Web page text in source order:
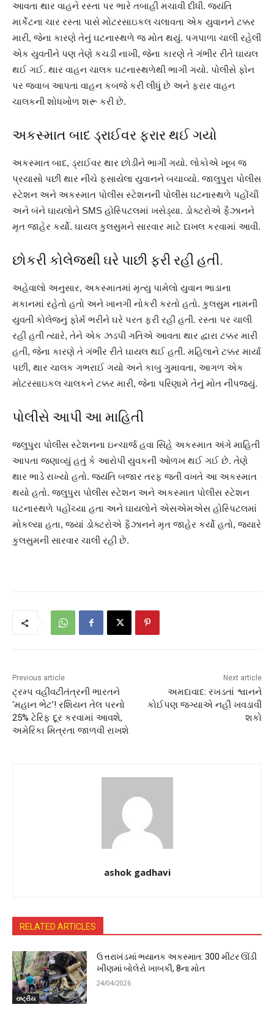
આવતા થાર વાહને રસ્તા પર ભારે તબાહી મચાવી દીધી. જયંતિ
માર્કેટના ચાર રસ્તા પાસે મોટરસાઇકલ ચલાવતા એક યુવાનને ટક્કર
મારી, જેના કારણે તેનું ઘટનાસ્થળે જ મોત થયું. પગપાળા ચાલી રહેલી
એક યુવતીને પણ તેણે કચડી નાખી, જેના કારણે તે ગંભીર રીતે ઘાયલ
થઈ ગઈ. થાર વાહન ચાલક ઘટનાસ્થળેથી ભાગી ગયો. પોલીસે ફોન
પર જવાબ આપતા વાહન કબજે કરી લીધું છે અને ફરાર વાહન
ચાલકની શોધખોળ શરૂ કરી છે.
અકસ્માત બાદ ડ્રાઈવર ફરાર થઈ ગયો
અકસ્માત બાદ, ડ્રાઈવર થાર છોડીને ભાગી ગયો. લોકોએ ખૂબ જ
પ્રયાસો પછી થાર નીચે ફસાયેલા યુવાનને બચાવ્યો. જાલુપુરા પોલીસ
સ્ટેશન અને અકસ્માત પોલીસ સ્ટેશનની પોલીસ ઘટનાસ્થળે પહોંચી
અને બંને ઘાયલોને SMS હોસ્પિટલમાં ખસેડ્યા. ડોક્ટરોએ ફૈઝાનને
મૃત જાહેર કર્યો. ઘાયલ કુલસુમને સારવાર માટે દાખલ કરવામાં આવી.
છોકરી કોલેજથી ઘરે પાછી ફરી રહી હતી.
અહેવાલો અનુસાર, અકસ્માતમાં મૃત્યુ પામેલો યુવાન ભાડાના
મકાનમાં રહેતો હતો અને ખાનગી નોકરી કરતો હતો. કુલસુમ નામની
યુવતી કોલેજનું ફોર્મ ભરીને ઘરે પરત ફરી રહી હતી. રસ્તા પર ચાલી
રહી હતી ત્યારે, તેને એક ઝડપી ગતિએ આવતા થાર દ્વારા ટક્કર મારી
હતી, જેના કારણે તે ગંભીર રીતે ઘાયલ થઈ હતી. મહિલાને ટક્કર માર્યા
પછી, થાર ચાલક ગભરાઈ ગયો અને કાબુ ગુમાવતા, આગળ એક
મોટરસાઇકલ ચાલકને ટક્કર મારી, જેના પરિણામે તેનું મોત નીપજ્યું.
પોલીસે આપી આ માહિતી
જલુપુરા પોલીસ સ્ટેશનના ઇન્ચાર્જ હવા સિંહે અકસ્માત અંગે માહિતી
આપતા જણાવ્યું હતું કે આરોપી યુવકની ઓળખ થઈ ગઈ છે. તેણે
થાર ભાડે રાખ્યો હતો. જયંતિ બજાર તરફ જતી વખતે આ અકસ્માત
થયો હતો. જલુપુરા પોલીસ સ્ટેશન અને અકસ્માત પોલીસ સ્ટેશન
ઘટનાસ્થળે પહોંચ્યા હતા અને ઘાયલોને એસએમએસ હોસ્પિટલમાં
મોકલ્યા હતા, જ્યાં ડોક્ટરોએ ફૈઝાનને મૃત જાહેર કર્યો હતો, જ્યારે
કુલસુમની સારવાર ચાલી રહી છે.
Previous article
ટ્રમ્પ વહીવટીતંત્રની ભારતને
‘મહાન ભેટ’! રશિયન તેલ પરનો
25% ટેરિફ દૂર કરવામાં આવશે,
અમેરિકા મિત્રતા જાળવી રાખશે
Next article
અમદાવાદ: રખડતાં શ્વાનને
કોઈપણ જગ્યાએ નહીં ખવડાવી
શકો
ashok gadhavi
RELATED ARTICLES
રાષ્ટ્રીય
ઉત્તરાખંડમાં ભયાનક અકસ્માત: 300 મીટર ઊંડી
ખીણમાં બોલેરો ખાબકી, 8ના મોત
24/04/2026